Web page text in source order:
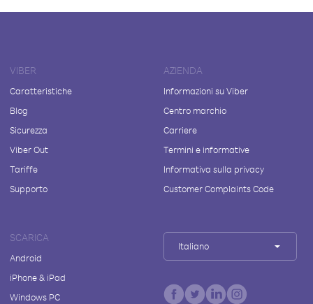
VIBER
Caratteristiche
Blog
Sicurezza
Viber Out
Tariffe
Supporto
AZIENDA
Informazioni su Viber
Centro marchio
Carriere
Termini e informative
Informativa sulla privacy
Customer Complaints Code
SCARICA
Android
iPhone & iPad
Windows PC
Italiano